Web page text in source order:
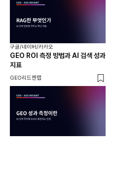
구글/네이버/카카오
GEO ROI 측정 방법과 AI 검색 성과
지표
GEO리드젠랩